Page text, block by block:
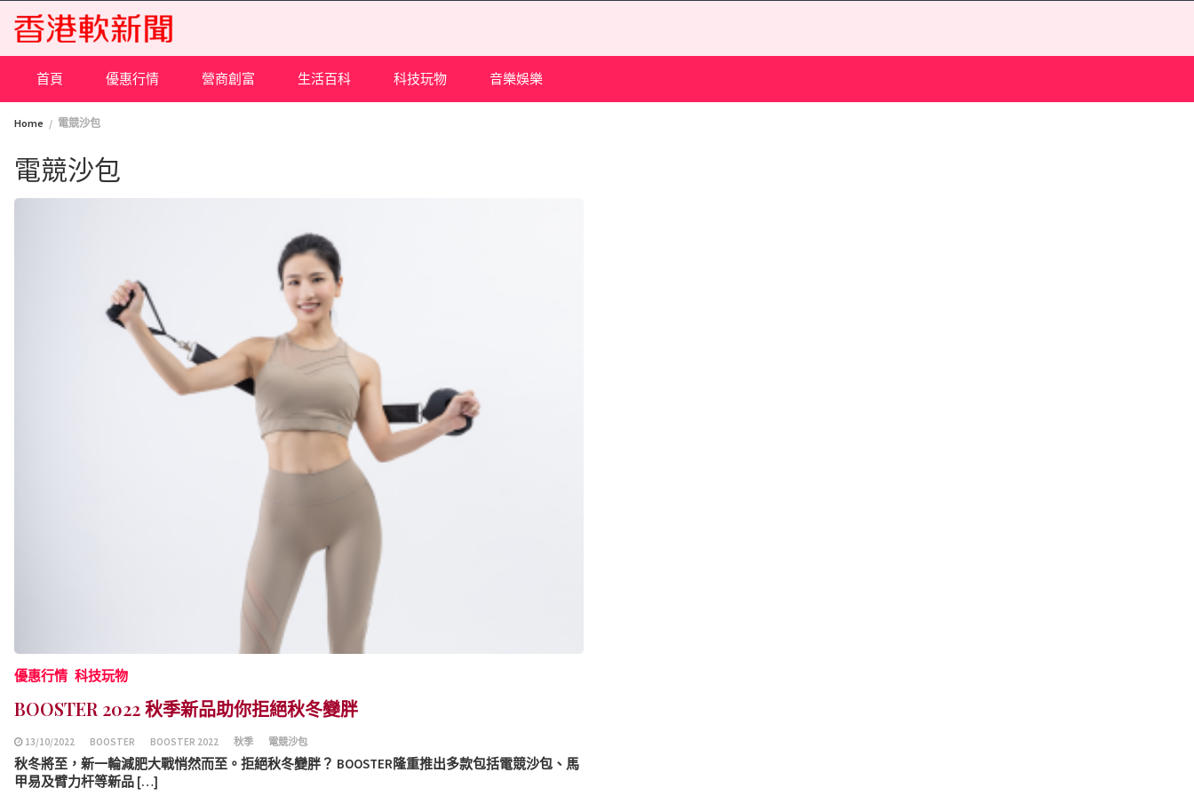
content
首頁 優惠行情 營商創富 生活百科 科技玩物 音樂娛樂
Home 電競沙包
電競沙包
優惠行情 科技玩物
BOOSTER 2022 秋季新品助你拒絕秋冬變胖
13/10/2022 BOOSTER BOOSTER 2022 秋季 電競沙包
秋冬將至，新一輪減肥大戰悄然而至。拒絕秋冬變胖？ BOOSTER隆重推出多款包括電競沙包、馬
甲易及臂力杆等新品 […]